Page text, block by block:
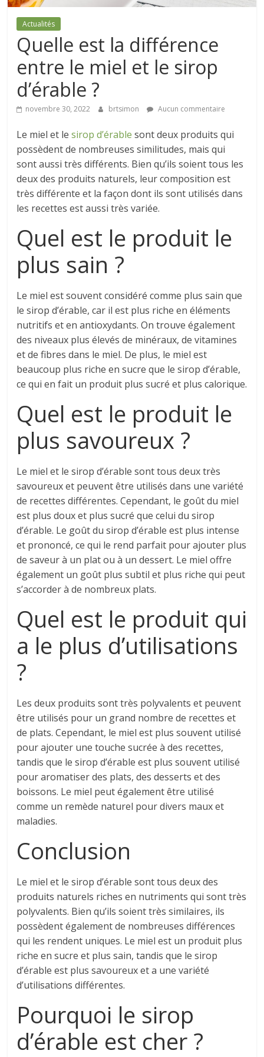
Actualités
Quelle est la différence
entre le miel et le sirop
d’érable ?
novembre 30, 2022 brtsimon Aucun commentaire
Le miel et lesirop d’érable sont deux produits qui
possèdent de nombreuses similitudes, mais qui
sont aussi très différents. Bien qu’ils soient tous les
deux des produits naturels, leur composition est
très différente et la façon dont ils sont utilisés dans
les recettes est aussi très variée.
Quel est le produit le
plus sain ?
Le miel est souvent considéré comme plus sain que
le sirop d’érable, car il est plus riche en éléments
nutritifs et en antioxydants. On trouve également
des niveaux plus élevés de minéraux, de vitamines
et de fibres dans le miel. De plus, le miel est
beaucoup plus riche en sucre que le sirop d’érable,
ce qui en fait un produit plus sucré et plus calorique.
Quel est le produit le
plus savoureux ?
Le miel et le sirop d’érable sont tous deux très
savoureux et peuvent être utilisés dans une variété
de recettes différentes. Cependant, le goût du miel
est plus doux et plus sucré que celui du sirop
d’érable. Le goût du sirop d’érable est plus intense
et prononcé, ce qui le rend parfait pour ajouter plus
de saveur à un plat ou à un dessert. Le miel offre
également un goût plus subtil et plus riche qui peut
s’accorder à de nombreux plats.
Quel est le produit qui
a le plus d’utilisations
?
Les deux produits sont très polyvalents et peuvent
être utilisés pour un grand nombre de recettes et
de plats. Cependant, le miel est plus souvent utilisé
pour ajouter une touche sucrée à des recettes,
tandis que le sirop d’érable est plus souvent utilisé
pour aromatiser des plats, des desserts et des
boissons. Le miel peut également être utilisé
comme un remède naturel pour divers maux et
maladies.
Conclusion
Le miel et le sirop d’érable sont tous deux des
produits naturels riches en nutriments qui sont très
polyvalents. Bien qu’ils soient très similaires, ils
possèdent également de nombreuses différences
qui les rendent uniques. Le miel est un produit plus
riche en sucre et plus sain, tandis que le sirop
d’érable est plus savoureux et a une variété
d’utilisations différentes.
Pourquoi le sirop
d’érable est cher ?